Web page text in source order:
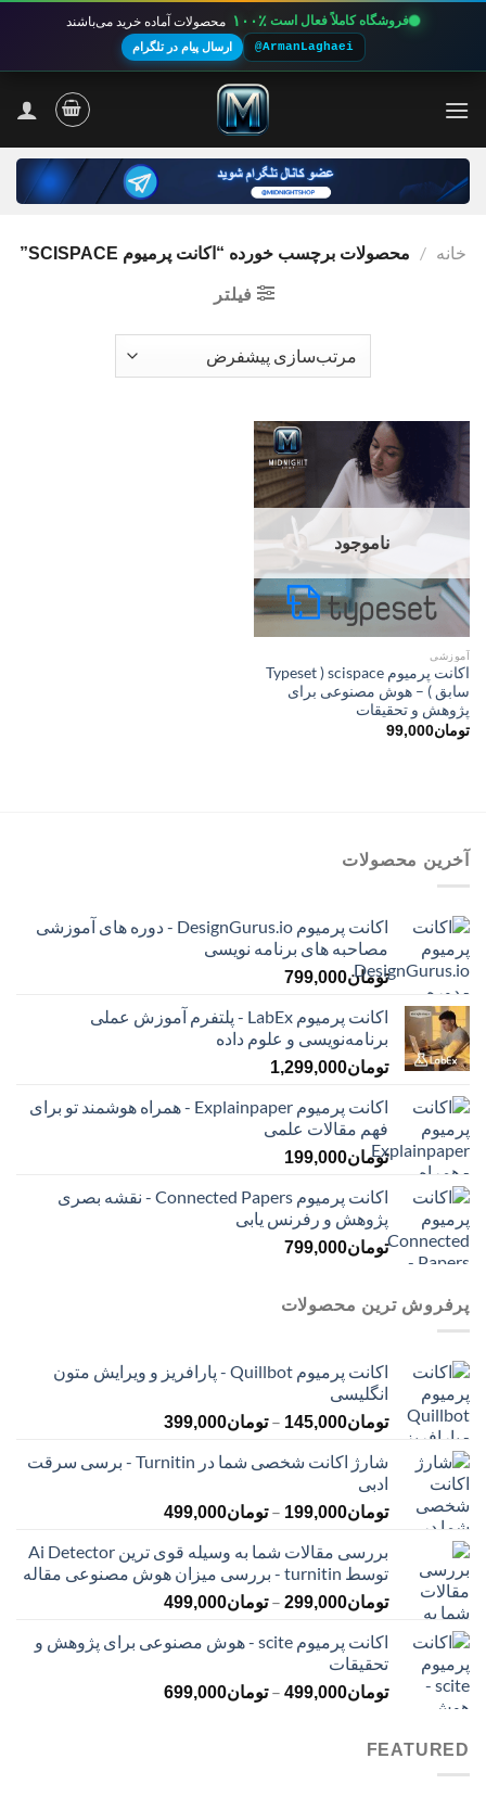
فروشگاه کاملاً فعال است ۱۰۰٪ محصولات آماده خرید می‌باشند
@ArmanLaghaei ارسال پیام در تلگرام
خانه / محصولات برچسب خورده “اکانت پرمیوم SCISPACE”
فیلتر
ناموجود
آموزشی
اکانت پرمیوم scispace ( Typeset
سابق ) – هوش مصنوعی برای
پژوهش و تحقیقات
تومان99,000
آخرین محصولات
اکانت پرمیوم DesignGurus.io - دوره ‌های آموزشی
مصاحبه ‌های برنامه نویسی
تومان799,000
اکانت پرمیوم LabEx - پلتفرم آموزش عملی
برنامه‌نویسی و علوم داده
تومان1,299,000
اکانت پرمیوم Explainpaper - همراه هوشمند تو برای
فهم مقالات علمی
تومان199,000
اکانت پرمیوم Connected Papers - نقشه بصری
پژوهش و رفرنس یابی
تومان799,000
پرفروش ترین محصولات
اکانت پرمیوم Quillbot - پارافریز و ویرایش متون
انگلیسی
تومان145,000
– تومان399,000محدوده
تومان145,000
تومان399,000
شارژ اکانت شخصی شما در Turnitin - برسی سرقت
ادبی
تومان199,000
– تومان499,000محدوده
تومان199,000
تا
تومان499,000
بررسی مقالات شما به وسیله قوی ترین Ai Detector
توسط turnitin - بررسی میزان هوش مصنوعی مقاله
تومان299,000
– تومان499,000محدوده
تومان299,000
تومان499,000
اکانت پرمیوم scite - هوش مصنوعی برای پژوهش و
تحقیقات
تومان499,000
– تومان699,000محدوده
FEATURED